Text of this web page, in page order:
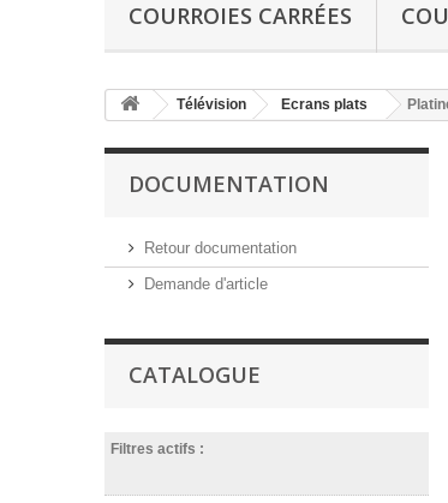
COURROIES CARRÉES
Télévision Ecrans plats
DOCUMENTATION
Retour documentation
Demande d'article
CATALOGUE
Filtres actifs :